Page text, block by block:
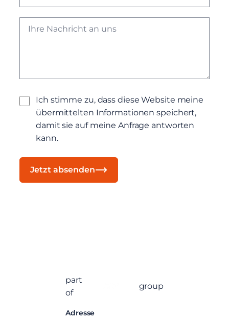
Ich stimme zu, dass diese Website meine
übermittelten Informationen speichert,
damit sie auf meine Anfrage antworten
kann.
Jetzt absenden
part
of
group
Adresse